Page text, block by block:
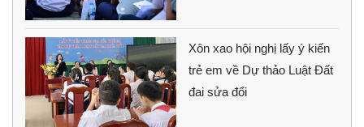
Xôn xao hội nghị lấy ý kiến
trẻ em về Dự thảo Luật Đất
đai sửa đổi